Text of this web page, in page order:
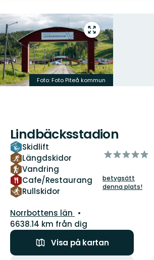
Gå
till
helskärmsläge
Foto: Foto Piteå kommun
Lindbäcksstadion
Skidlift
Längdskidor
Vandring
Cafe/Restaurang
Rullskidor
av
stjärnor
betygsätt
denna plats!
Län:
Norrbottens län
6638.14 km från dig
Visa på kartan